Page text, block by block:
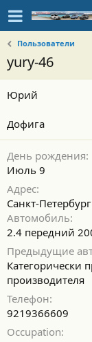
Пользователи
yury-46
Юрий
Дофига
День рождения
Июль 9
Адрес
Санкт-Петербург
Автомобиль
2.4 передний
Предыдущие
Категорически
производителя
Телефон
9219366609
Occupation